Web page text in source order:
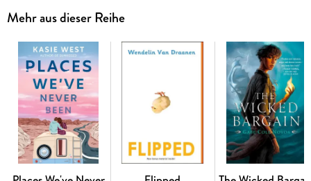
But the element that most clearly distinguishes this novel
from the others is the subtle study of the development of
character through the influence of environment and
circumstance. In the career of Pip, a more careful and natural
presentation of personality is made than is usual with
Dickens. He is a village boy who longs to be a "gentleman."
His dreams of wealth and opportunity suddenly come true.
He is supplied with money, and sent to London to be
educated and to prepare for his new station in life. Later he
discovers that his unknown benefactor is a convict to whom
he had once rendered a service. The convict, returning
against the law to England, is recaptured and dies in prison,
Mehr aus dieser Reihe